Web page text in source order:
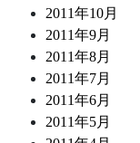
2011年10月
2011年9月
2011年8月
2011年7月
2011年6月
2011年5月